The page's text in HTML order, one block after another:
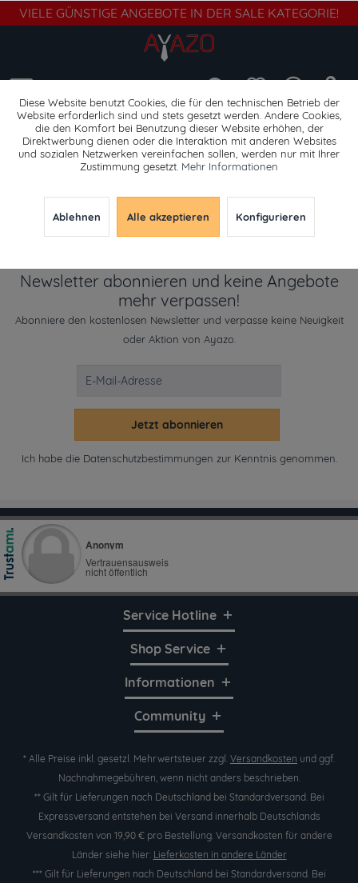
VIELE GÜNSTIGE ANGEBOTE IN DER SALE KATEGORIE!
Anzugsakkos
Newsletter abonnieren und keine Angebote
mehr verpassen!
Abonniere den kostenlosen Newsletter und verpasse keine Neuigkeit
oder Aktion von Ayazo.
Jetzt abonnieren
Ich habe die Datenschutzbestimmungen zur Kenntnis genommen.
Service Hotline
Shop Service
Informationen
Community
* Alle Preise inkl. gesetzl. Mehrwertsteuer zzgl. Versandkosten und ggf.
Nachnahmegebühren, wenn nicht anders beschrieben.
** Gilt für Lieferungen nach Deutschland bei Standardversand. Bei
Expressversand entstehen bei Versand innerhalb Deutschlands
Versandkosten von 19,90 € pro Bestellung. Versandkosten für andere
Länder siehe hier: Lieferkosten in andere Länder
*** Gilt für Lieferungen nach Deutschland bei Standardversand. Bei
Diese Website benutzt Cookies, die für den technischen Betrieb der
Website erforderlich sind und stets gesetzt werden. Andere Cookies,
die den Komfort bei Benutzung dieser Website erhöhen, der
Direktwerbung dienen oder die Interaktion mit anderen Websites
und sozialen Netzwerken vereinfachen sollen, werden nur mit Ihrer
Zustimmung gesetzt. Mehr Informationen
Ablehnen Alle akzeptieren Konfigurieren